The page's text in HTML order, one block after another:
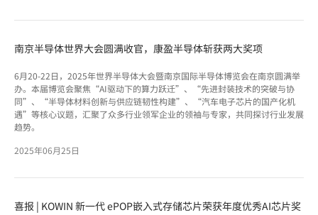
南京半导体世界大会圆满收官，康盈半导体斩获两大奖项
6月20-22日，2025年世界半导体大会暨南京国际半导体博览会在南京圆满举
办。本届博览会聚焦“AI驱动下的算力跃迁”、“先进封装技术的突破与协
同”、“半导体材料创新与供应链韧性构建”、“汽车电子芯片的国产化机
遇”等核心议题，汇聚了众多行业领军企业的领袖与专家，共同探讨行业发展
趋势。
2025年06月25日
喜报 | KOWIN 新一代 ePOP嵌入式存储芯片荣获年度优秀AI芯片奖